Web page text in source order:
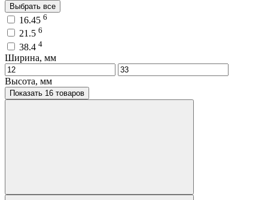
Выбрать все
16.45 6
21.5 6
38.4 4
Ширина, мм
Высота, мм
Показать 16 товаров